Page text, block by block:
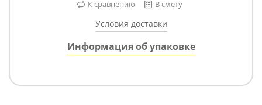
К сравнению В смету
Условия доставки
Информация об упаковке